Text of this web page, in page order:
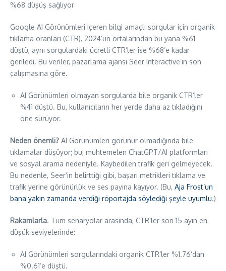
%68 düşüş sağlıyor
Google AI Görünümleri içeren bilgi amaçlı sorgular için organik
tıklama oranları (CTR), 2024’ün ortalarından bu yana %61
düştü, aynı sorgulardaki ücretli CTR’ler ise %68’e kadar
geriledi. Bu veriler, pazarlama ajansı Seer Interactive’ın son
çalışmasına göre.
AI Görünümleri olmayan sorgularda bile organik CTR’ler
%41 düştü. Bu, kullanıcıların her yerde daha az tıkladığını
öne sürüyor.
Neden önemli? AI Görünümleri görünür olmadığında bile
tıklamalar düşüyor; bu, muhtemelen ChatGPT/AI platformları
ve sosyal arama nedeniyle. Kaybedilen trafik geri gelmeyecek.
Bu nedenle, Seer’in belirttiği gibi, başarı metrikleri tıklama ve
trafik yerine görünürlük ve ses payına kayıyor. (Bu, Aja Frost’un
bana yakın zamanda verdiği röportajda söylediği şeyle uyumlu.)
Rakamlarla. Tüm senaryolar arasında, CTR’ler son 15 ayın en
düşük seviyelerinde:
AI Görünümleri sorgularındaki organik CTR’ler %1.76’dan
%0.61’e düştü.